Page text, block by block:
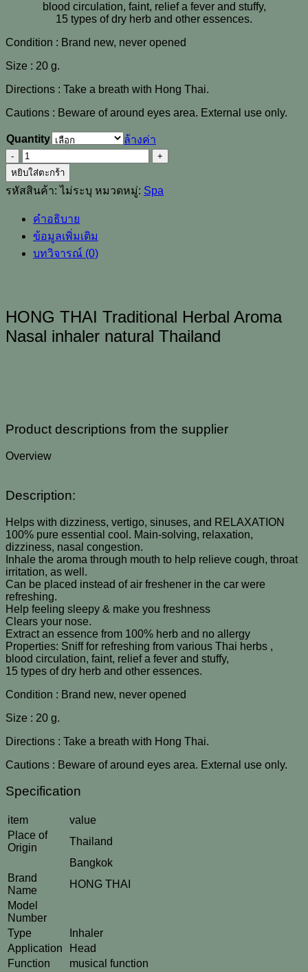
blood circulation, faint, relief a fever and stuffy,
15 types of dry herb and other essences.
Condition : Brand new, never opened
Size : 20 g.
Directions : Take a breath with Hong Thai.
Cautions : Beware of around eyes area. External use only.
Quantity
ล้างค่า
จำนวน
HONG
THAI
Traditional
Aroma
Nasal
inhaler
natural
หยิบใส่ตะกร้า
รหัสสินค้า:ไม่ระบุ หมวดหมู่: Spa
คำอธิบาย
ข้อมูลเพิ่มเติม
บทวิจารณ์ (0)
HONG THAI Traditional Herbal Aroma
Nasal inhaler natural Thailand
Product descriptions from the supplier
Overview
Description:
Helps with dizziness, vertigo, sinuses, and RELAXATION
100% pure essential cool. Main-solving, relaxation,
dizziness, nasal congestion.
Inhale the aroma through mouth to help relieve cough, throat
irritation, as well.
Can be placed instead of air freshener in the car were
refreshing.
Help feeling sleepy & make you freshness
Clears your nose.
Extract an essence from 100% herb and no allergy
Properties: Sniff for refreshing from various Thai herbs ,
blood circulation, faint, relief a fever and stuffy,
15 types of dry herb and other essences.
Condition : Brand new, never opened
Size : 20 g.
Directions : Take a breath with Hong Thai.
Cautions : Beware of around eyes area. External use only.
Specification
item
value
Place of
Origin
Thailand
Bangkok
Brand
Name
HONG THAI
Model
Number
Type
Inhaler
Application
Head
Function
musical function